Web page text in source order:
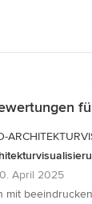
April 2025
mit